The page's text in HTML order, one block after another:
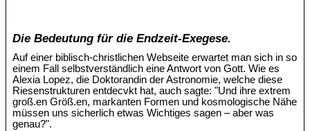
Die Bedeutung für die Endzeit-Exegese.
Auf einer biblisch-christlichen Webseite erwartet man sich in so
einem Fall selbstverständlich eine Antwort von Gott. Wie es
Alexia Lopez, die Doktorandin der Astronomie, welche diese
Riesenstrukturen entdecvkt hat, auch sagte: "Und ihre extrem
groß.en Größ.en, markanten Formen und kosmologische Nähe
müssen uns sicherlich etwas Wichtiges sagen – aber was
genau?".